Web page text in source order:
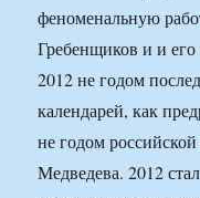
феноменальную
Гребенщиков и и его
2012 не годом
календарей, как
не годом
Медведева. 2012